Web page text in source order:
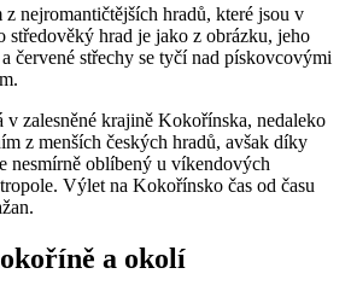
nejromantičtějších hradů, které jsou v
středověký hrad je jako z obrázku, jeho
červené střechy se tyčí nad pískovcovými
zalesněné krajině Kokořínska, nedaleko
z menších českých hradů, avšak díky
nesmírně oblíbený u víkendových
Výlet na Kokořínsko čas od času
a okolí